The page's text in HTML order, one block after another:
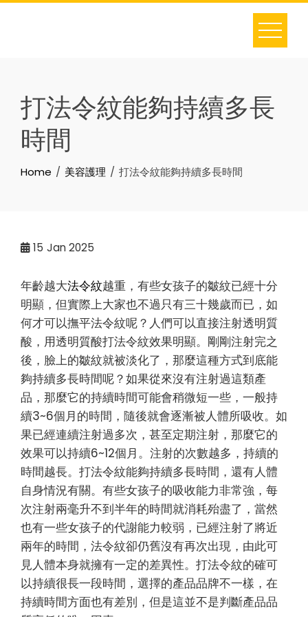
Skip
打法令紋能夠持續多長
時間
Home 美容護理 打法令紋能夠持續多長時間
15 Jan 2025
年齡越大法令紋越重，有些女孩子的皺紋已經十分
明顯，但實際上大家也不過只有三十幾歲而已，如
何才可以撫平法令紋呢？人們可以直接注射透明質
酸，用透明質酸打法令紋效果明顯。剛剛注射完之
後，臉上的皺紋就被淡化了，那麼這種方式到底能
夠持續多長時間呢？如果從來沒有注射過這類產
品，那麼它的持續時間可能會稍微短一些，一般持
續3~6個月的時間，隨後就會逐漸被人體所吸收。如
果已經連續注射過多次，甚至定期注射，那麼它的
效果可以持續6~12個月。注射的次數越多，持續的
時間越長。打法令紋能夠持續多長時間，還有人體
自身情況有關。有些女孩子的吸收能力非常強，每
次注射兩毫升不到半年的時間就消耗殆盡了，當然
也有一些女孩子的代謝能力較弱，已經注射了將近
兩年的時間，法令紋卻仍舊沒有再次出現，由此可
見人體本身就擁有一定的差異性。打法令紋的確可
以持續很長一段時間，選擇的產品品牌不一樣，在
持續時間方面也有差別，但是這並不是判斷產品品